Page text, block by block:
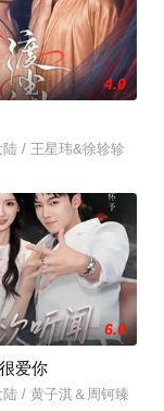
4.0
/ 王星玮&徐轸轸
6.0
爱你
/ 黄子淇＆周钶臻